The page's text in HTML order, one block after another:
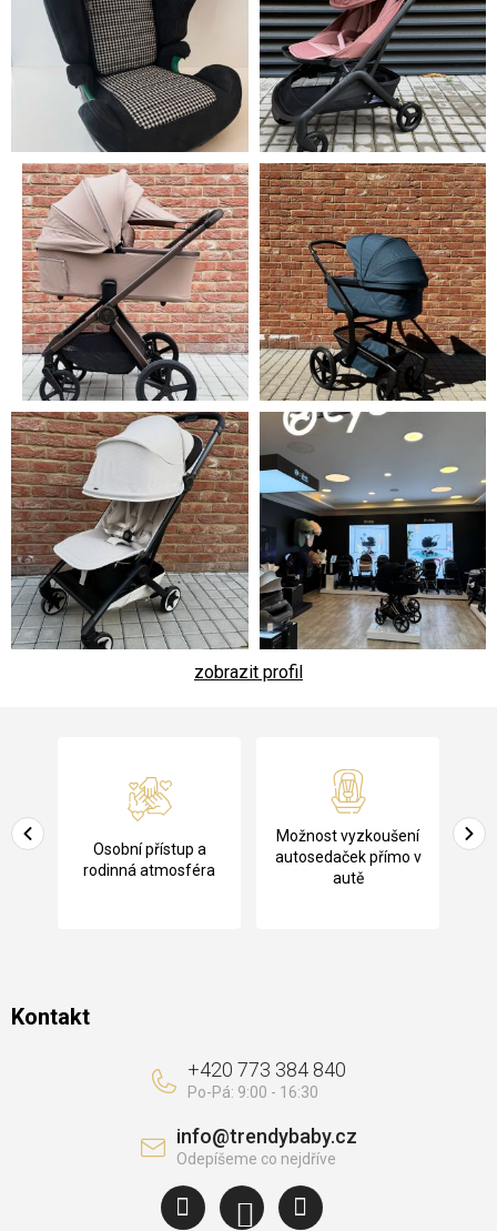
zobrazit profil
a
Osobní přístup a
rodinná atmosféra
Možnost vyzkoušení
autosedaček přímo v
autě
Kontakt
info@trendybaby.cz
+420 773 384 840